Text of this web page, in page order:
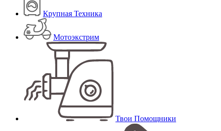
Крупная Техника
Мотоэкстрим
Твои Помощники